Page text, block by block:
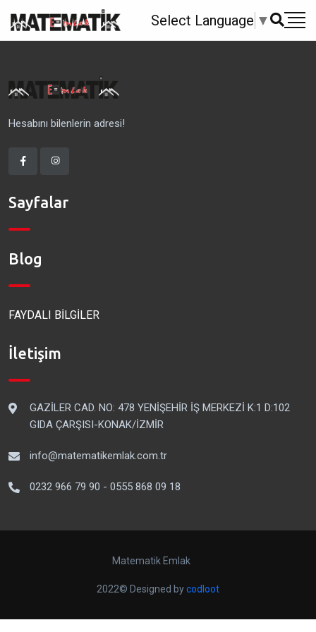
Select Language ▼
Hesabını bilenlerin adresi!
Sayfalar
Blog
FAYDALI BİLGİLER
İletişim
GAZİLER CAD. NO: 478 YENİŞEHİR İŞ MERKEZİ K:1 D:102
GIDA ÇARŞISI-KONAK/İZMİR
info@matematikemlak.com.tr
0232 966 79 90 - 0555 868 09 18
Matematik Emlak
2022© Designed bycodloot